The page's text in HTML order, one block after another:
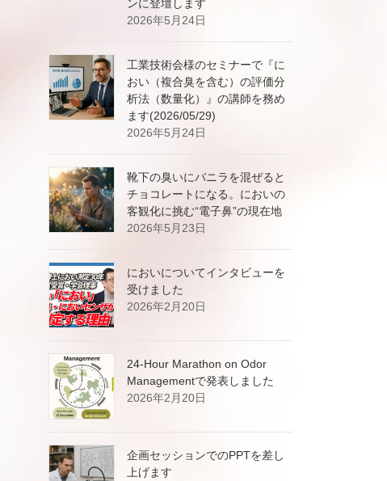
ンに登壇します
2026年5月24日
工業技術会様のセミナーで『に
おい（複合臭を含む）の評価分
析法（数量化）』の講師を務め
ます(2026/05/29)
2026年5月24日
靴下の臭いにバニラを混ぜると
チョコレートになる。においの
客観化に挑む“電子鼻”の現在地
2026年5月23日
においについてインタビューを
受けました
2026年2月20日
24-Hour Marathon on Odor
Managementで発表しました
2026年2月20日
企画セッションでのPPTを差し
上げます